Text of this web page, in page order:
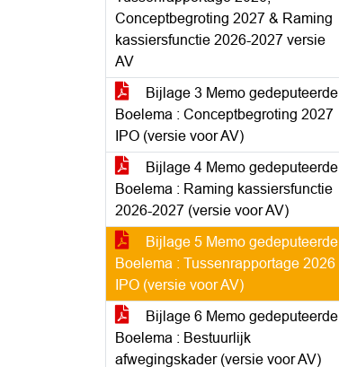
Conceptbegroting 2027 & Raming
kassiersfunctie 2026-2027 versie
AV
Bijlage 3 Memo gedeputeerde
Boelema : Conceptbegroting 2027
IPO (versie voor AV)
Bijlage 4 Memo gedeputeerde
Boelema : Raming kassiersfunctie
2026-2027 (versie voor AV)
Bijlage 5 Memo gedeputeerde
Boelema : Tussenrapportage 2026
IPO (versie voor AV)
Bijlage 6 Memo gedeputeerde
Boelema : Bestuurlijk
afwegingskader (versie voor AV)